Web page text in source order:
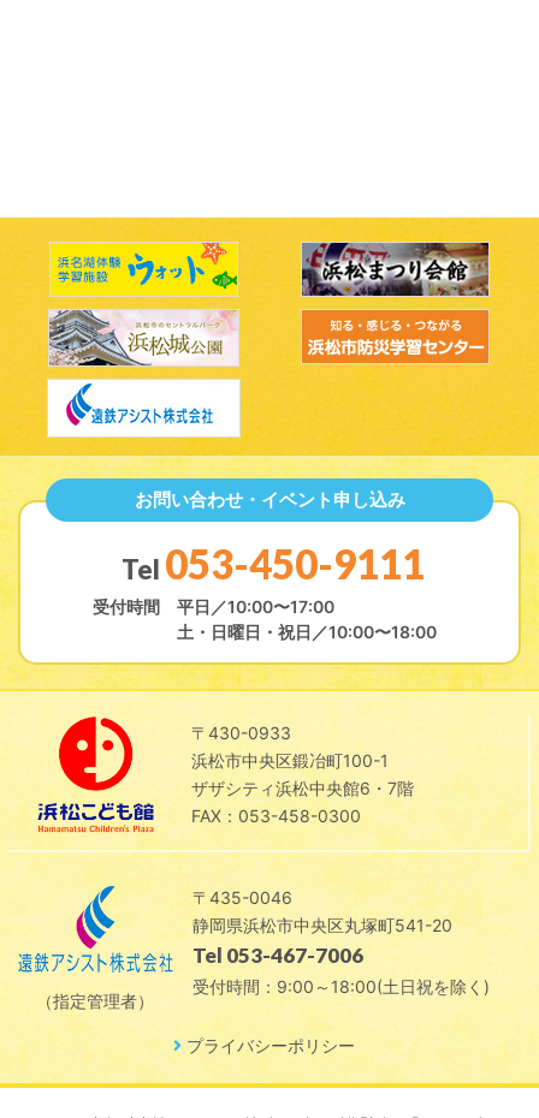
お問い合わせ・イベント申し込み
Tel 053-450-9111
受付時間
平日／10:00〜17:00
土・日曜日・祝日／10:00〜18:00
〒430-0933
浜松市中央区鍛冶町100-1
ザザシティ浜松中央館6・7階
FAX：053-458-0300
（指定管理者）
〒435-0046
静岡県浜松市中央区丸塚町541-20
Tel 053-467-7006
受付時間：9:00～18:00(土日祝を除く)
プライバシーポリシー